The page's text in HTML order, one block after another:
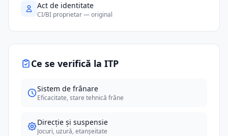
Act de identitate
CI/BI proprietar — original
Ce se verifică la ITP
Sistem de frânare
Eficacitate, stare tehnică frâne
Direcție și suspensie
Jocuri, uzură, etanșeitate